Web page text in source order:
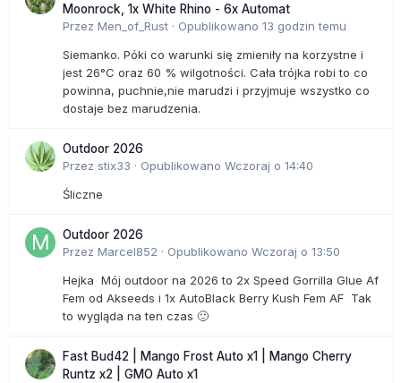
Moonrock, 1x White Rhino - 6x Automat
Przez Men_of_Rust · Opublikowano 13 godzin temu
Siemanko. Póki co warunki się zmieniły na korzystne i
jest 26°C oraz 60 % wilgotności. Cała trójka robi to co
powinna, puchnie,nie marudzi i przyjmuje wszystko co
dostaje bez marudzenia.
Outdoor 2026
Przez stix33 · Opublikowano Wczoraj o 14:40
Śliczne
Outdoor 2026
Przez Marcel852 · Opublikowano Wczoraj o 13:50
Hejka Mój outdoor na 2026 to 2x Speed Gorrilla Glue Af
Fem od Akseeds i 1x AutoBlack Berry Kush Fem AF Tak
to wygląda na ten czas 🙂
Fast Bud42 | Mango Frost Auto x1 | Mango Cherry
Runtz x2 | GMO Auto x1